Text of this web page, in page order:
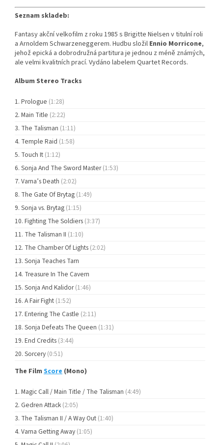
Seznam skladeb:
Fantasy akční velkofilm z roku 1985 s Brigitte Nielsen v titulní roli
a Arnoldem Schwarzeneggerem. Hudbu složil Ennio Morricone,
jehož epická a dobrodružná partitura je jednou z méně známých,
ale velmi kvalitních prací. Vydáno labelem Quartet Records.
Album Stereo Tracks
Prologue (1:28)
Main Title (2:22)
The Talisman (1:11)
Temple Raid (1:58)
Touch It (1:12)
Sonja And The Sword Master(1:53)
Varna’s Death (2:02)
The Gate Of Brytag (1:49)
Sonja vs. Brytag (1:15)
Fighting The Soldiers (3:37)
The Talisman II (1:10)
The Chamber Of Lights (2:02)
Sonja Teaches Tarn
Treasure In The Cavern
Sonja And Kalidor(1:46)
A Fair Fight (1:52)
Entering The Castle (2:11)
Sonja Defeats The Queen (1:31)
End Credits (3:44)
Sorcery (0:51)
The Film Score (Mono)
Magic Call / Main Title / The Talisman (4:49)
Gedren Attack (2:05)
The Talisman II / A Way Out (1:40)
Varna Getting Away (1:05)